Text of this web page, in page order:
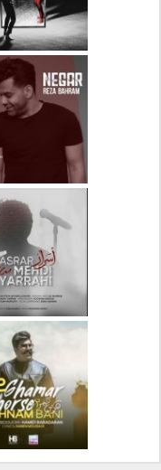
دانلود آلبوم جدید
خسروی بنام
دانلود آهنگ
بهرام بنام نگار
دانلود آهنگ
یراحی بنام